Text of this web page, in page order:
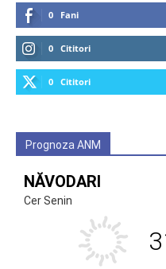
0 Fani
0 Cititori
0 Cititori
Prognoza ANM
NĂVODARI
Cer Senin